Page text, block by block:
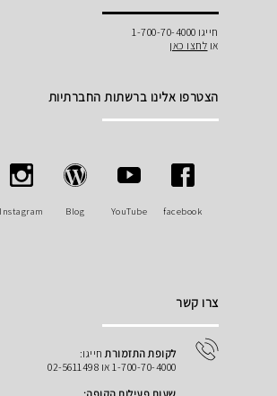
לחצו כאן
הצטרפו אלינו ברשתות החברתיות
YouTube
Blog
Instagram
לקופת התזמורתחייגו:
1-700-70-4000 או 02-5611498